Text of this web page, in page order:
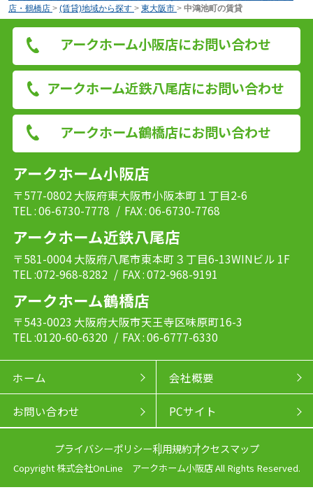
店・鶴橋店 > (賃貸)地域から探す > 東大阪市 > 中鴻池町の賃貸
アークホーム小阪店にお問い合わせ
アークホーム近鉄八尾店にお問い合わせ
アークホーム鶴橋店にお問い合わせ
アークホーム小阪店
〒577-0802 大阪府東大阪市小阪本町１丁目2-6
TEL : 06-6730-7778 / FAX : 06-6730-7768
アークホーム近鉄八尾店
〒581-0004 大阪府八尾市東本町３丁目6-13WINビル 1F
TEL :072-968-8282 / FAX : 072-968-9191
アークホーム鶴橋店
〒543-0023 大阪府大阪市天王寺区味原町16-3
TEL :0120-60-6320 / FAX : 06-6777-6330
ホーム 会社概要
お問い合わせ PCサイト
プライバシーポリシー利用規約アクセスマップ
Copyright 株式会社OnLine アークホーム小阪店 All Rights Reserved.